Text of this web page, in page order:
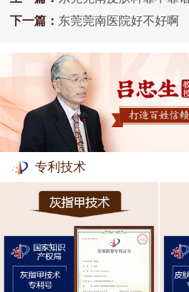
下一篇： 东莞莞南医院好不好啊
专利技术